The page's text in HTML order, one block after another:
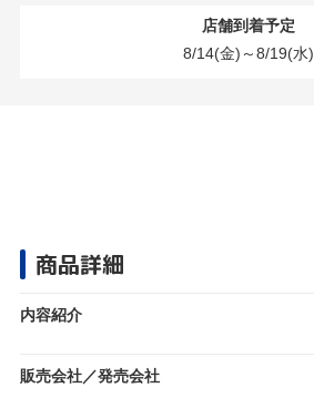
店舗到着予定
8/14(金)～8/19(水)
商品詳細
内容紹介
販売会社／発売会社